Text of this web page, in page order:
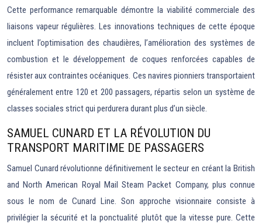
Cette performance remarquable démontre la viabilité commerciale des
liaisons vapeur régulières. Les innovations techniques de cette époque
incluent l’optimisation des chaudières, l’amélioration des systèmes de
combustion et le développement de coques renforcées capables de
résister aux contraintes océaniques. Ces navires pionniers transportaient
généralement entre 120 et 200 passagers, répartis selon un système de
classes sociales strict qui perdurera durant plus d’un siècle.
SAMUEL CUNARD ET LA RÉVOLUTION DU
TRANSPORT MARITIME DE PASSAGERS
Samuel Cunard révolutionne définitivement le secteur en créant la British
and North American Royal Mail Steam Packet Company, plus connue
sous le nom de Cunard Line. Son approche visionnaire consiste à
privilégier la sécurité et la ponctualité plutôt que la vitesse pure. Cette